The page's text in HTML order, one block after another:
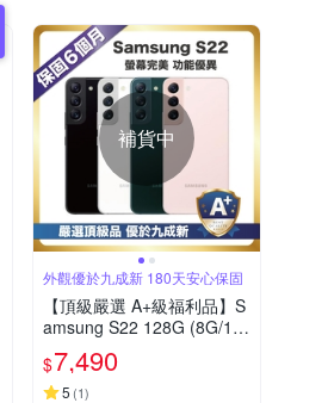
補貨中
外觀優於九成新 180天安心保固
【頂級嚴選 A+級福利品】S
amsung S22 128G (8G/12
8G) S22 128G (6.1吋智慧
型手機)
$7,490
5 (1)